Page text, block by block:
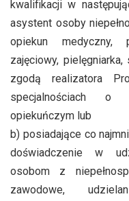
kwalifikacji w
asystent osoby
opiekun medyczny,
zajęciowy,
zgodą realizatora
specjalnościach o
opiekuńczym lub
b) posiadające co
doświadczenie w
osobom z
zawodowe,